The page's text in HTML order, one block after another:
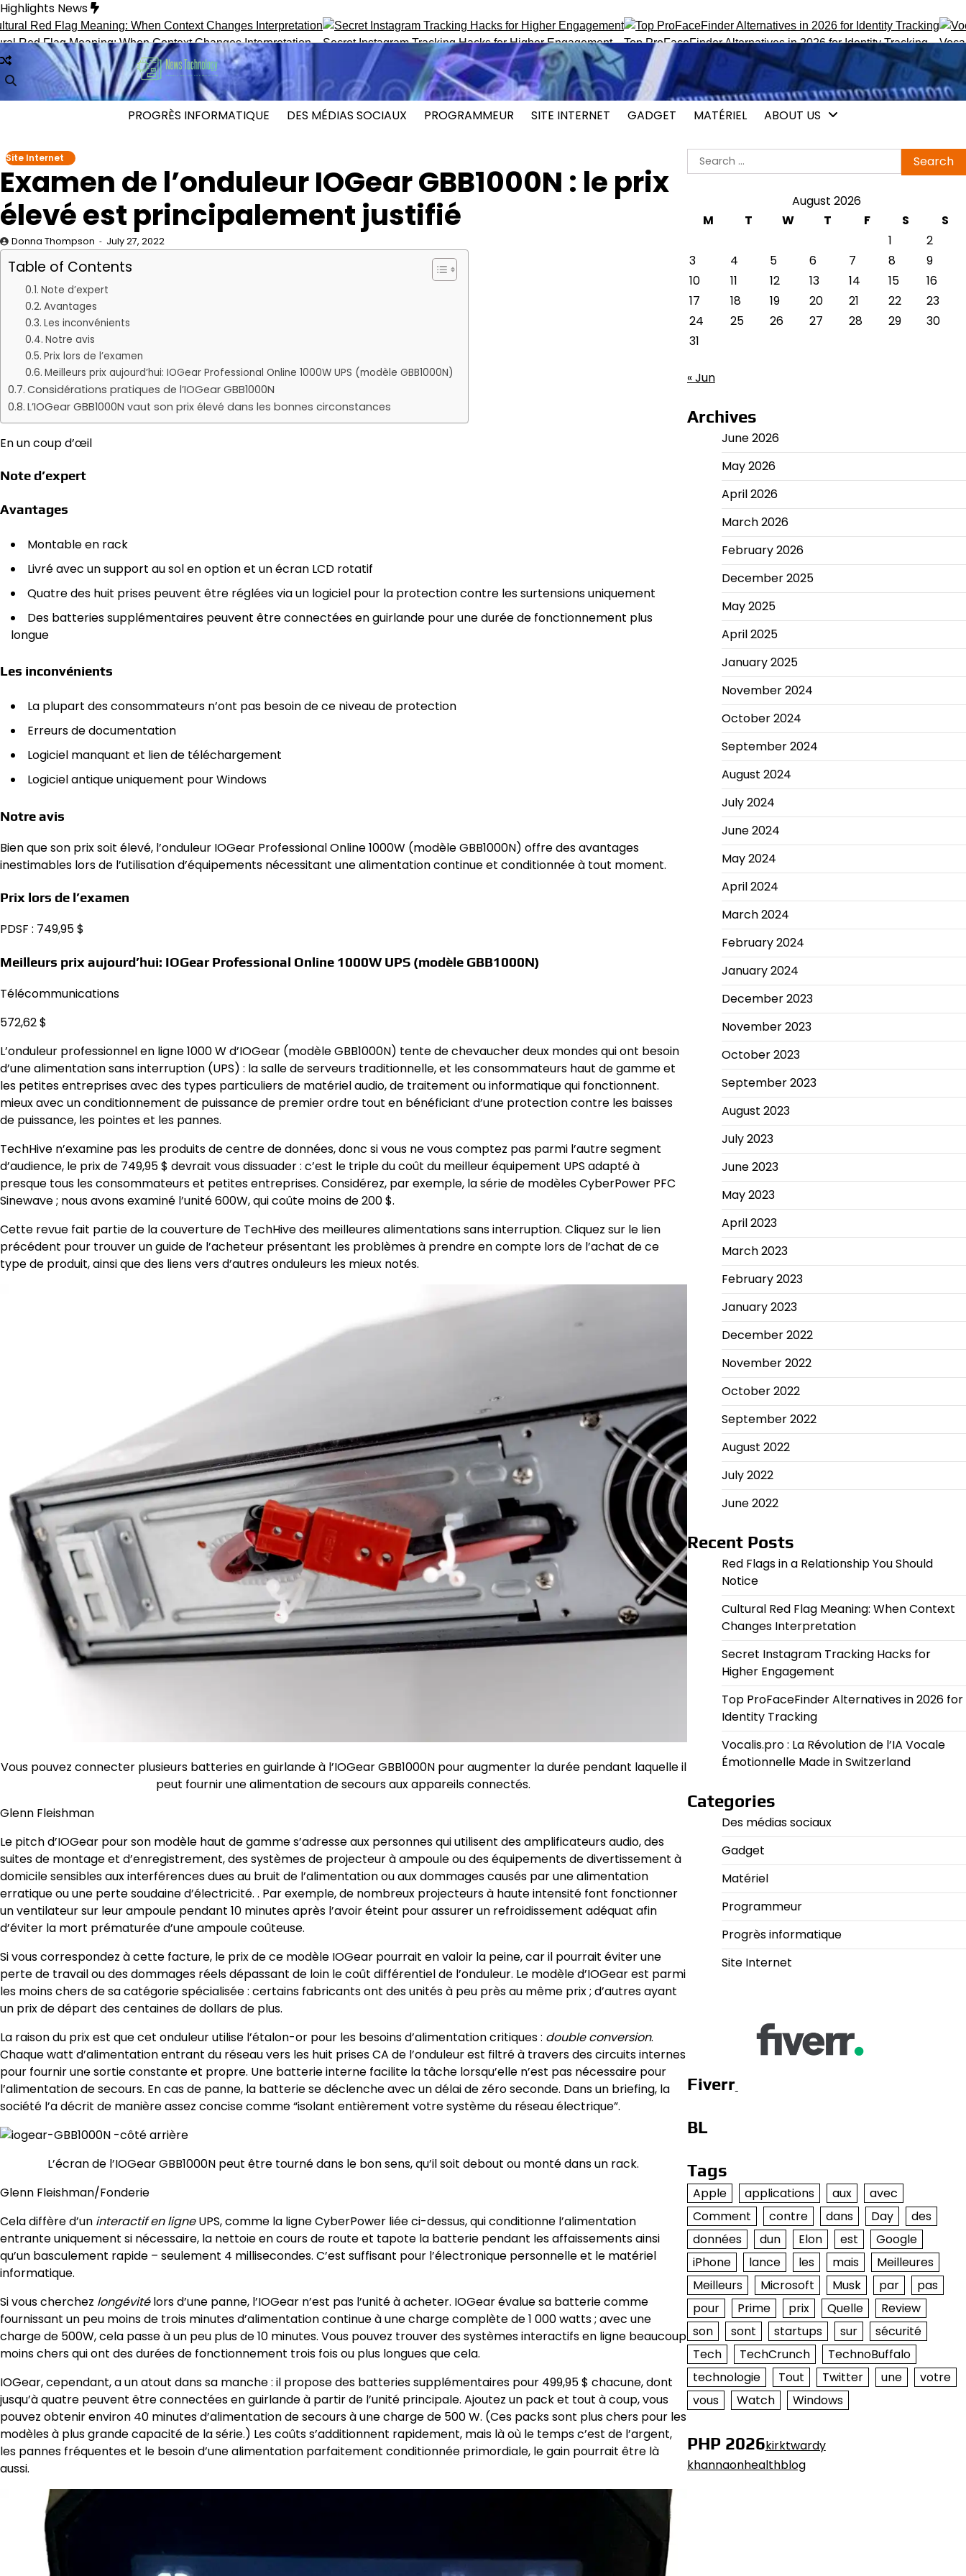
Skip
to
content
Highlights News
Meaning: When Context Changes Interpretation Secret Instagram Tracking Hacks for Higher Engagement Top ProFaceFinder Alternatives in 2026 for Identity Tracking Vocalis.pro :
PROGRÈS INFORMATIQUE DES MÉDIAS SOCIAUX PROGRAMMEUR SITE INTERNET GADGET MATÉRIEL ABOUT US
Site Internet
Examen de l’onduleur IOGear GBB1000N : le prix
élevé est principalement justifié
Donna Thompson July 27, 2022
Table of Contents
Note d’expert
Avantages
Les inconvénients
Notre avis
Prix ​​lors de l’examen
Meilleurs prix aujourd’hui: IOGear Professional Online 1000W UPS (modèle GBB1000N)
Considérations pratiques de l’IOGear GBB1000N
L’IOGear GBB1000N vaut son prix élevé dans les bonnes circonstances
En un coup d’œil
Note d’expert
Avantages
Montable en rack
Livré avec un support au sol en option et un écran LCD rotatif
Quatre des huit prises peuvent être réglées via un logiciel pour la protection contre les surtensions uniquement
Des batteries supplémentaires peuvent être connectées en guirlande pour une durée de fonctionnement plus
longue
Les inconvénients
La plupart des consommateurs n’ont pas besoin de ce niveau de protection
Erreurs de documentation
Logiciel manquant et lien de téléchargement
Logiciel antique uniquement pour Windows
Notre avis
Bien que son prix soit élevé, l’onduleur IOGear Professional Online 1000W (modèle GBB1000N) offre des avantages
inestimables lors de l’utilisation d’équipements nécessitant une alimentation continue et conditionnée à tout moment.
Prix ​​lors de l’examen
PDSF : 749,95 $
Meilleurs prix aujourd’hui: IOGear Professional Online 1000W UPS (modèle GBB1000N)
Télécommunications
572,62 $
L’onduleur professionnel en ligne 1000 W d’IOGear (modèle GBB1000N) tente de chevaucher deux mondes qui ont besoin
d’une alimentation sans interruption (UPS) : la salle de serveurs traditionnelle, et les consommateurs haut de gamme et
les petites entreprises avec des types particuliers de matériel audio, de traitement ou informatique qui fonctionnent.
mieux avec un conditionnement de puissance de premier ordre tout en bénéficiant d’une protection contre les baisses
de puissance, les pointes et les pannes.
TechHive n’examine pas les produits de centre de données, donc si vous ne vous comptez pas parmi l’autre segment
d’audience, le prix de 749,95 $ devrait vous dissuader : c’est le triple du coût du meilleur équipement UPS adapté à
presque tous les consommateurs et petites entreprises. Considérez, par exemple, la série de modèles CyberPower PFC
Sinewave ; nous avons examiné l’unité 600W, qui coûte moins de 200 $.
Cette revue fait partie de la couverture de TechHive des meilleures alimentations sans interruption. Cliquez sur le lien
précédent pour trouver un guide de l’acheteur présentant les problèmes à prendre en compte lors de l’achat de ce
type de produit, ainsi que des liens vers d’autres onduleurs les mieux notés.
Vous pouvez connecter plusieurs batteries en guirlande à l’IOGear GBB1000N pour augmenter la durée pendant laquelle il
peut fournir une alimentation de secours aux appareils connectés.
Glenn Fleishman
Le pitch d’IOGear pour son modèle haut de gamme s’adresse aux personnes qui utilisent des amplificateurs audio, des
suites de montage et d’enregistrement, des systèmes de projecteur à ampoule ou des équipements de divertissement à
domicile sensibles aux interférences dues au bruit de l’alimentation ou aux dommages causés par une alimentation
erratique ou une perte soudaine d’électricité. . Par exemple, de nombreux projecteurs à haute intensité font fonctionner
un ventilateur sur leur ampoule pendant 10 minutes après l’avoir éteint pour assurer un refroidissement adéquat afin
d’éviter la mort prématurée d’une ampoule coûteuse.
Si vous correspondez à cette facture, le prix de ce modèle IOGear pourrait en valoir la peine, car il pourrait éviter une
perte de travail ou des dommages réels dépassant de loin le coût différentiel de l’onduleur. Le modèle d’IOGear est parmi
les moins chers de sa catégorie spécialisée : certains fabricants ont des unités à peu près au même prix ; d’autres ayant
un prix de départ des centaines de dollars de plus.
La raison du prix est que cet onduleur utilise l’étalon-or pour les besoins d’alimentation critiques : double conversion.
Chaque watt d’alimentation entrant du réseau vers les huit prises CA de l’onduleur est filtré à travers des circuits internes
pour fournir une sortie constante et propre. Une batterie interne facilite la tâche lorsqu’elle n’est pas nécessaire pour
l’alimentation de secours. En cas de panne, la batterie se déclenche avec un délai de zéro seconde. Dans un briefing, la
société l’a décrit de manière assez concise comme “isolant entièrement votre système du réseau électrique”.
L’écran de l’IOGear GBB1000N peut être tourné dans le bon sens, qu’il soit debout ou monté dans un rack.
Glenn Fleishman/Fonderie
Cela diffère d’un interactif en ligneUPS, comme la ligne CyberPower liée ci-dessus, qui conditionne l’alimentation
entrante uniquement si nécessaire, la nettoie en cours de route et tapote la batterie pendant les affaissements ainsi
qu’un basculement rapide – seulement 4 millisecondes. C’est suffisant pour l’électronique personnelle et le matériel
informatique.
Si vous cherchez longévitélors d’une panne, l’IOGear n’est pas l’unité à acheter. IOGear évalue sa batterie comme
fournissant un peu moins de trois minutes d’alimentation continue à une charge complète de 1 000 watts ; avec une
charge de 500W, cela passe à un peu plus de 10 minutes. Vous pouvez trouver des systèmes interactifs en ligne beaucoup
moins chers qui ont des durées de fonctionnement trois fois ou plus longues que cela.
IOGear, cependant, a un atout dans sa manche : il propose des batteries supplémentaires pour 499,95 $ chacune, dont
jusqu’à quatre peuvent être connectées en guirlande à partir de l’unité principale. Ajoutez un pack et tout à coup, vous
pouvez obtenir environ 40 minutes d’alimentation de secours à une charge de 500 W. (Ces packs sont plus chers pour les
modèles à plus grande capacité de la série.) Les coûts s’additionnent rapidement, mais là où le temps c’est de l’argent,
les pannes fréquentes et le besoin d’une alimentation parfaitement conditionnée primordiale, le gain pourrait être là
aussi.
Search
for:
August 2026
M
T W T F S
S
1
2
3
4 5 6 7 8
9
10
11 12 13 14 15
16
17
18 19 20 21 22
23
24
25 26 27 28 29
30
31
« Jun
Archives
June 2026
May 2026
April 2026
March 2026
February 2026
December 2025
May 2025
April 2025
January 2025
November 2024
October 2024
September 2024
August 2024
July 2024
June 2024
May 2024
April 2024
March 2024
February 2024
January 2024
December 2023
November 2023
October 2023
September 2023
August 2023
July 2023
June 2023
May 2023
April 2023
March 2023
February 2023
January 2023
December 2022
November 2022
October 2022
September 2022
August 2022
July 2022
June 2022
Recent Posts
Red Flags in a Relationship You Should
Notice
Cultural Red Flag Meaning: When Context
Changes Interpretation
Secret Instagram Tracking Hacks for
Higher Engagement
Top ProFaceFinder Alternatives in 2026 for
Identity Tracking
Vocalis.pro : La Révolution de l’IA Vocale
Émotionnelle Made in Switzerland
Categories
Des médias sociaux
Gadget
Matériel
Programmeur
Progrès informatique
Site Internet
Fiverr
BL
Tags
Apple applications aux
avec
Comment
contre dans Day
des
données
dun Elon est
Google
iPhone
lance les mais
Meilleures
Meilleurs
Microsoft Musk par
pas
pour
Prime prix Quelle
Review
son
sont startups sur
sécurité
Tech
TechCrunch
TechnoBuffalo
technologie
Tout Twitter une
votre
vous
Watch Windows
PHP 2026kirktwardy
khannaonhealthblog